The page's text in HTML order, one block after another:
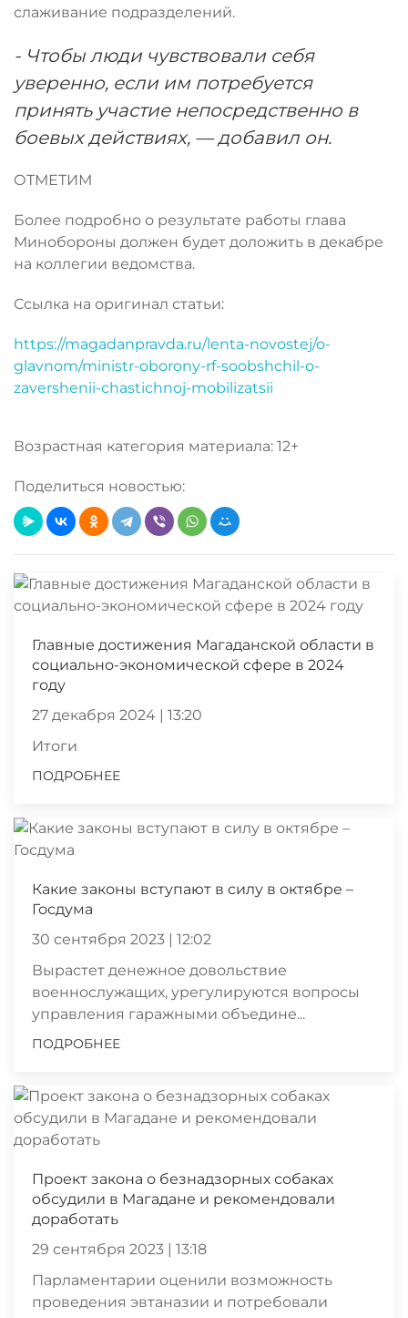
слаживание подразделений.
- Чтобы люди чувствовали себя
уверенно, если им потребуется
принять участие непосредственно в
боевых действиях, — добавил он.
ОТМЕТИМ
Более подробно о результате работы глава
Минобороны должен будет доложить в декабре
на коллегии ведомства.
Ссылка на оригинал статьи:
https://magadanpravda.ru/lenta-novostej/o-
glavnom/ministr-oborony-rf-soobshchil-o-
zavershenii-chastichnoj-mobilizatsii
Возрастная категория материала: 12+
Поделиться новостью:
Главные достижения Магаданской области в
социально-экономической сфере в 2024
году
27 декабря 2024 | 13:20
Итоги
ПОДРОБНЕЕ
Какие законы вступают в силу в октябре –
Госдума
30 сентября 2023 | 12:02
Вырастет денежное довольствие
военнослужащих, урегулируются вопросы
управления гаражными объедине...
ПОДРОБНЕЕ
Проект закона о безнадзорных собаках
обсудили в Магадане и рекомендовали
доработать
29 сентября 2023 | 13:18
Парламентарии оценили возможность
проведения эвтаназии и потребовали